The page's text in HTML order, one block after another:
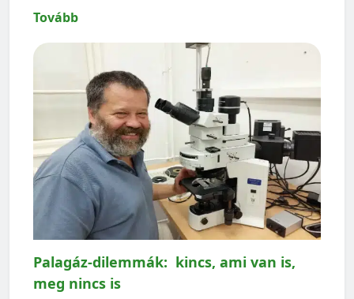
Tovább
Palagáz-dilemmák: kincs, ami van is,
meg nincs is